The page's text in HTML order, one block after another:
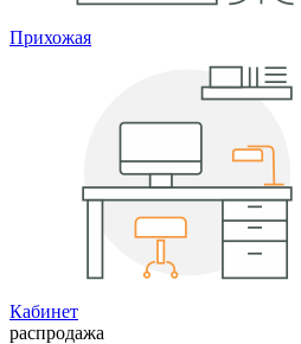
Прихожая
Кабинет
распродажа